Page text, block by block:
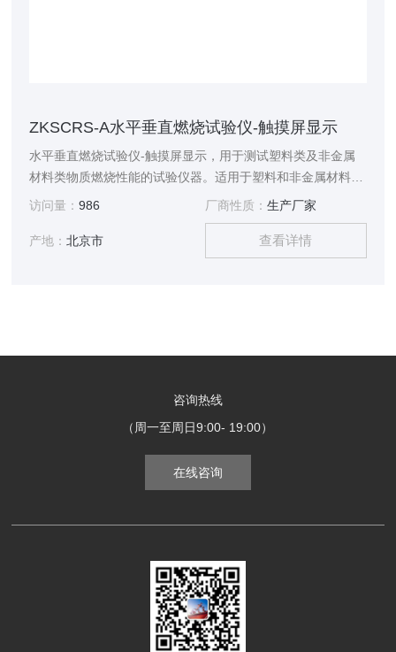
ZKSCRS-A水平垂直燃烧试验仪-触摸屏显示
水平垂直燃烧试验仪-触摸屏显示，用于测试塑料类及非金属
材料类物质燃烧性能的试验仪器。适用于塑料和非金属材料试
样处于50W火焰条件下，水平或垂直方向燃烧性能的试验室测
访问量：986 厂商性质： 生产厂家
产地：北京市 查看详情
咨询热线
（周一至周日9:00- 19:00）
在线咨询